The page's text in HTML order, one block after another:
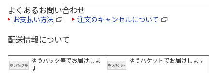
よくあるお問い合わせ
お支払い方法 注文のキャンセルについて
配送情報について
ゆうパック等でお届けしま
す
ゆうパケットでお届けします